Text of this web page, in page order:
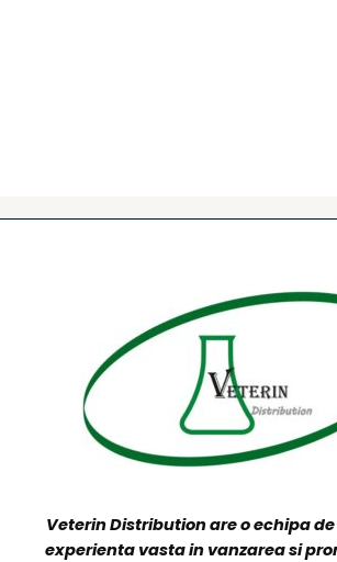
Veterin Distribution are o echipa
experienta vasta in vanzarea si